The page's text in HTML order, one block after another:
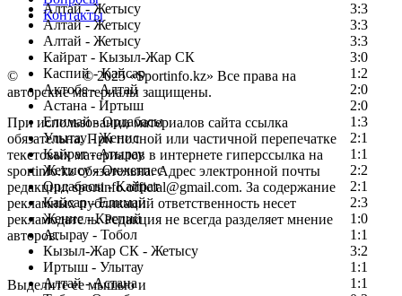
Алтай - Жетысу
3:3
Алтай - Жетысу
3:3
Алтай - Жетысу
3:3
Кайрат - Кызыл-Жар СК
3:0
Каспий - Кайсар
1:2
Актобе - Алтай
2:0
Астана - Иртыш
2:0
Елимай - Ордабасы
1:3
Улытау - Женис
2:1
Кайрат - Атырау
1:1
Жетысу - Окжетпес
2:2
Ордабасы - Кайрат
2:1
Кайсар - Елимай
2:3
Женис - Каспий
1:0
Атырау - Тобол
1:1
Кызыл-Жар СК - Жетысу
3:2
Иртыш - Улытау
1:1
Алтай - Астана
1:1
Контакты
© Copyright© 2025 «Sportinfo.kz» Все права на
авторские материалы защищены.
При использовании материалов сайта ссылка
обязательна. При полной или частичной перепечатке
текстовых материалов в интернете гиперссылка на
sportinfo.kz обязательна. Адрес электронной почты
редакции: sportinfo.official@gmail.com. За содержание
рекламных публикаций ответственность несет
рекламодатель. Редакция не всегда разделяет мнение
авторов.
Заметили ошибку в тексте?
Выделите ее мышью и